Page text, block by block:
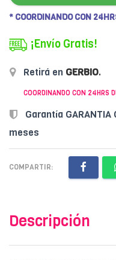
* COORDINANDO CON
¡Envío Gratis!
Retirá en GERBIO.
COORDINANDO CON 24HRS
Garantía GARANTIA
meses
COMPARTIR:
Descripción